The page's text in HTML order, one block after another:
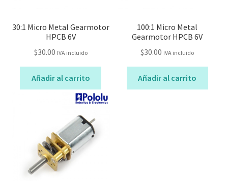
30:1 Micro Metal Gearmotor
HPCB 6V
$30.00 IVA incluido
Añadir al carrito
100:1 Micro Metal
Gearmotor HPCB 6V
$30.00 IVA incluido
Añadir al carrito